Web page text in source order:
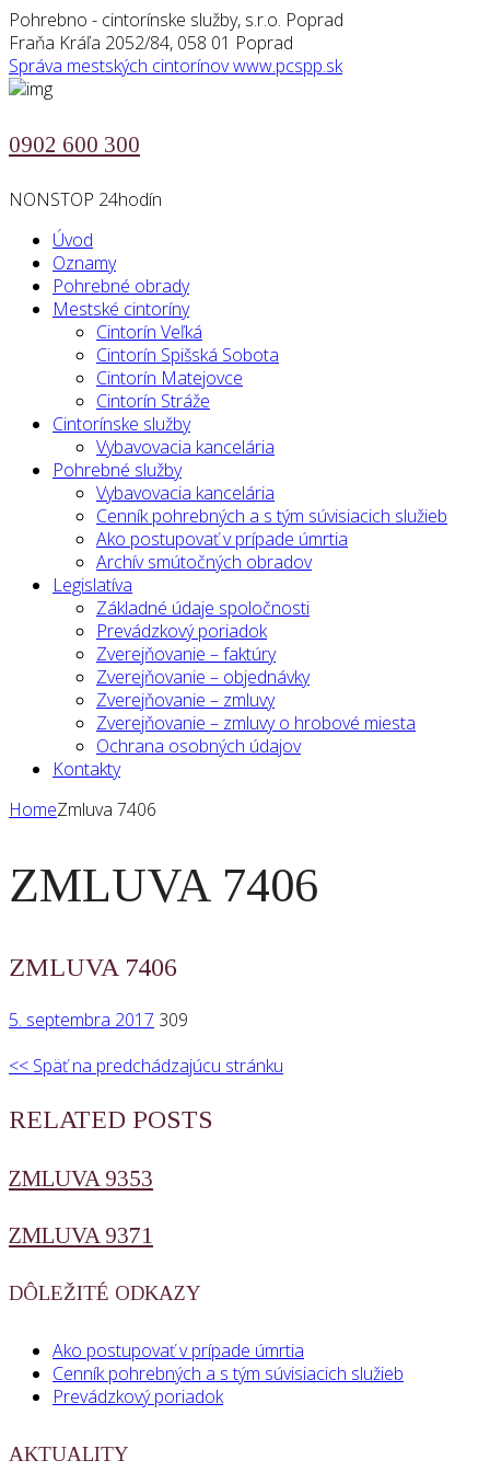
Pohrebno - cintorínske služby, s.r.o. Poprad
Fraňa Kráľa 2052/84, 058 01 Poprad
Správa mestských cintorínovwww.pcspp.sk
0902 600 300
NONSTOP 24hodín
Úvod
Oznamy
Pohrebné obrady
Mestské cintoríny
Cintorín Veľká
Cintorín Spišská Sobota
Cintorín Matejovce
Cintorín Stráže
Cintorínske služby
Vybavovacia kancelária
Pohrebné služby
Vybavovacia kancelária
Cenník pohrebných a s tým súvisiacich služieb
Ako postupovať v prípade úmrtia
Archív smútočných obradov
Legislatíva
Základné údaje spoločnosti
Prevádzkový poriadok
Zverejňovanie – faktúry
Zverejňovanie – objednávky
Zverejňovanie – zmluvy
Zverejňovanie – zmluvy o hrobové miesta
Ochrana osobných údajov
Kontakty
HomeZmluva 7406
ZMLUVA 7406
ZMLUVA 7406
5. septembra 2017 309
<< Späť na predchádzajúcu stránku
RELATED POSTS
ZMLUVA 9353
ZMLUVA 9371
DÔLEŽITÉ ODKAZY
Ako postupovať v prípade úmrtia
Cenník pohrebných a s tým súvisiacich služieb
Prevádzkový poriadok
AKTUALITY